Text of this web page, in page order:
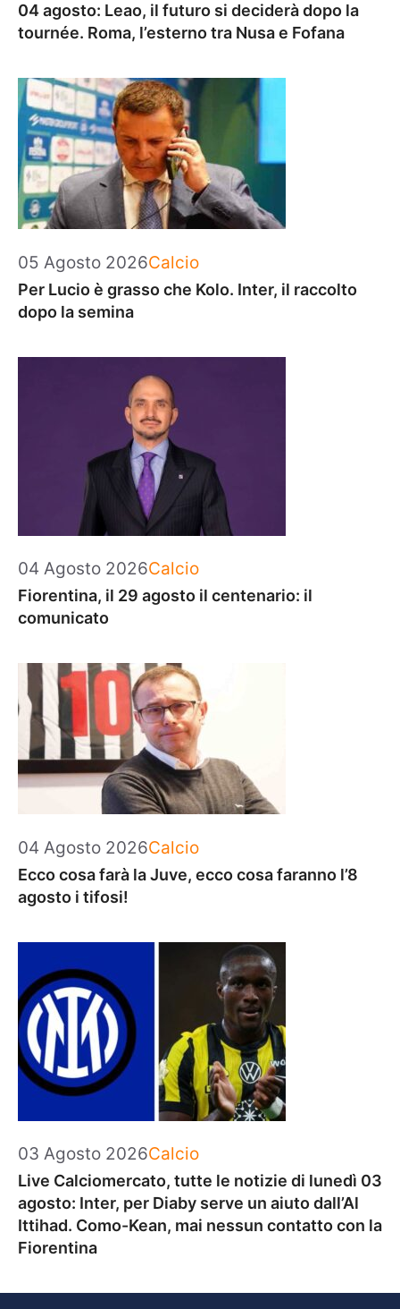
04 agosto: Leao, il futuro si deciderà dopo la
tournée. Roma, l’esterno tra Nusa e Fofana
05 Agosto 2026Categorie
Calcio
Per Lucio è grasso che Kolo. Inter, il raccolto
dopo la semina
04 Agosto 2026Categorie
Calcio
Fiorentina, il 29 agosto il centenario: il
comunicato
04 Agosto 2026Categorie
Calcio
Ecco cosa farà la Juve, ecco cosa faranno l’8
agosto i tifosi!
03 Agosto 2026Categorie
Calcio
Live Calciomercato, tutte le notizie di lunedì 03
agosto: Inter, per Diaby serve un aiuto dall’Al
Ittihad. Como-Kean, mai nessun contatto con la
Fiorentina